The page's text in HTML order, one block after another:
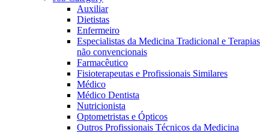
Auxiliar
Dietistas
Enfermeiro
Especialistas da Medicina Tradicional e Terapias
não convencionais
Farmacêutico
Fisioterapeutas e Profissionais Similares
Médico
Médico Dentista
Nutricionista
Optometristas e Ópticos
Outros Profissionais Técnicos da Medicina